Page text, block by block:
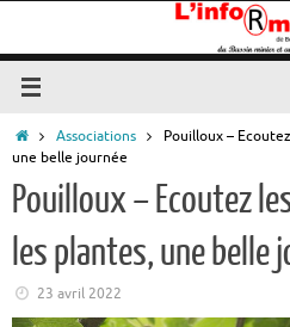
contenu
Accueil
Associations
Pouilloux –
une belle journée
Pouilloux – Ecoutez
les plantes, une belle
23 avril 2022